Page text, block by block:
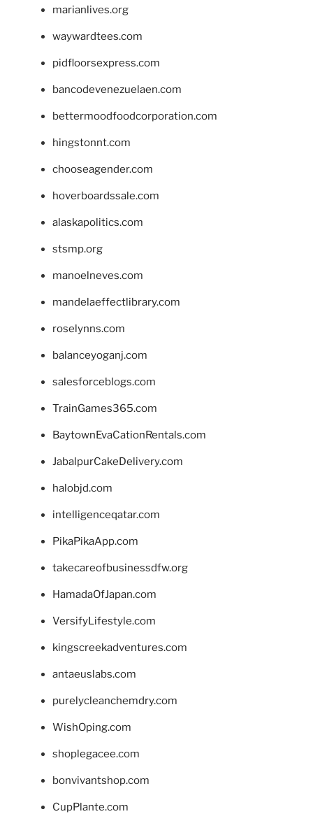
marianlives.org
waywardtees.com
pidfloorsexpress.com
bancodevenezuelaen.com
bettermoodfoodcorporation.com
hingstonnt.com
chooseagender.com
hoverboardssale.com
alaskapolitics.com
stsmp.org
manoelneves.com
mandelaeffectlibrary.com
roselynns.com
balanceyoganj.com
salesforceblogs.com
TrainGames365.com
BaytownEvaCationRentals.com
JabalpurCakeDelivery.com
halobjd.com
intelligenceqatar.com
PikaPikaApp.com
takecareofbusinessdfw.org
HamadaOfJapan.com
VersifyLifestyle.com
kingscreekadventures.com
antaeuslabs.com
purelycleanchemdry.com
WishOping.com
shoplegacee.com
bonvivantshop.com
CupPlante.com